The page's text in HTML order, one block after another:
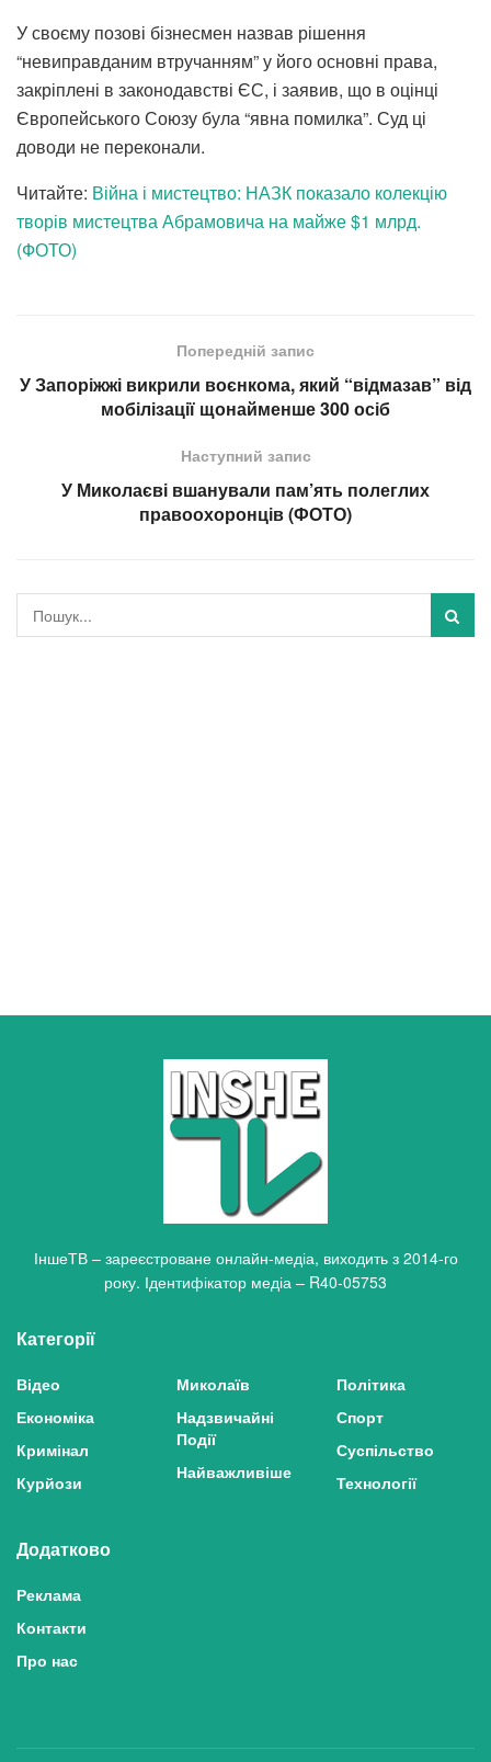
У своєму позові бізнесмен назвав рішення
“невиправданим втручанням” у його основні права,
закріплені в законодавстві ЄС, і заявив, що в оцінці
Європейського Союзу була “явна помилка”. Суд ці
доводи не переконали.
Читайте: Війна і мистецтво: НАЗК показало колекцію
творів мистецтва Абрамовича на майже $1 млрд.
(ФОТО)
Попередній запис
У Запоріжжі викрили воєнкома, який “відмазав” від
мобілізації щонайменше 300 осіб
Наступний запис
У Миколаєві вшанували пам’ять полеглих
правоохоронців (ФОТО)
ІншеТВ – зареєстроване онлайн-медіа, виходить з 2014-го
року. Ідентифікатор медіа – R40-05753
Категорії
Відео
Економіка
Кримінал
Курйози
Миколаїв
Надзвичайні
Події
Найважливіше
Політика
Спорт
Суспільство
Технології
Додатково
Реклама
Контакти
Про нас